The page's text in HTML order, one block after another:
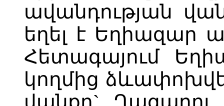
ավանդության
եղել է Եղիազար
Հետագայում
կողմից